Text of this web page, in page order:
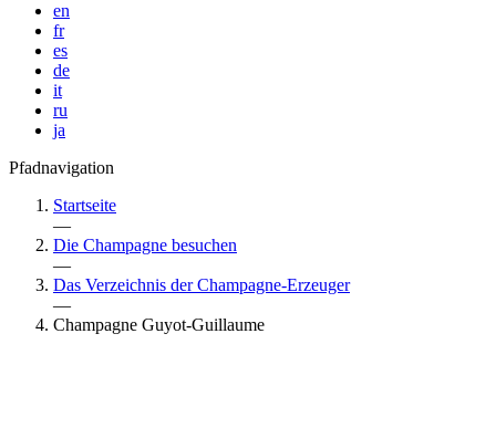
en
fr
es
de
it
ru
ja
Pfadnavigation
Startseite
—
Die Champagne besuchen
—
Das Verzeichnis der Champagne-Erzeuger
—
Champagne Guyot-Guillaume